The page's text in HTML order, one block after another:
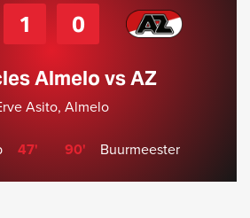
1 0
Almelo vs AZ
Asito, Almelo
47' 90' Buurmeester